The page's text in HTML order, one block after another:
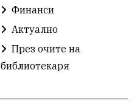
Дарения
Концерт
Финанси
Актуално
През очите на
библиотекаря